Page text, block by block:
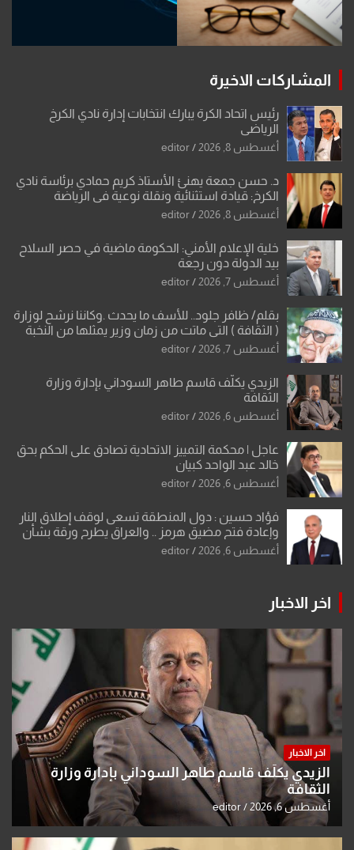
المشاركات الاخيرة
رئيس اتحاد الكرة يبارك انتخابات إدارة نادي الكرخ
الرياضي
أغسطس 8, 2026 editor
د. حسن جمعة يهنئ الأستاذ كريم حمادي برئاسة نادي
الكرخ: قيادة استثنائية ونقلة نوعية في الرياضة
العراقية
أغسطس 8, 2026 editor
خلية الإعلام الأمني: الحكومة ماضية في حصر السلاح
بيد الدولة دون رجعة
أغسطس 7, 2026 editor
بقلم/ ظافر جلود.. للأسف ما يحدث .وكاننا نرشح لوزارة
( الثقافة ) التي ماتت من زمان وزير يمثلها من النخبة
والإرث العظيم للثقافة العراقية..
أغسطس 7, 2026 editor
الزيدي يكلّف قاسم طاهر السوداني بإدارة وزارة
الثقافة
أغسطس 6, 2026 editor
عاجل | محكمة التمييز الاتحادية تصادق على الحكم بحق
خالد عبد الواحد كبيان
أغسطس 6, 2026 editor
فؤاد حسين : دول المنطقة تسعى لوقف إطلاق النار
وإعادة فتح مضيق هرمز .. والعراق يطرح ورقة بشأن
تحولات القدس
أغسطس 6, 2026 editor
اخر الاخبار
اخر الاخبار
الزيدي يكلّف قاسم طاهر السوداني بإدارة وزارة
الثقافة
أغسطس 6, 2026 editor